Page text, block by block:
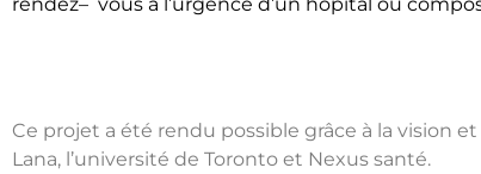
Ce projet a été rendu possible grâce à la vision
Lana, l’université de Toronto et Nexus santé.